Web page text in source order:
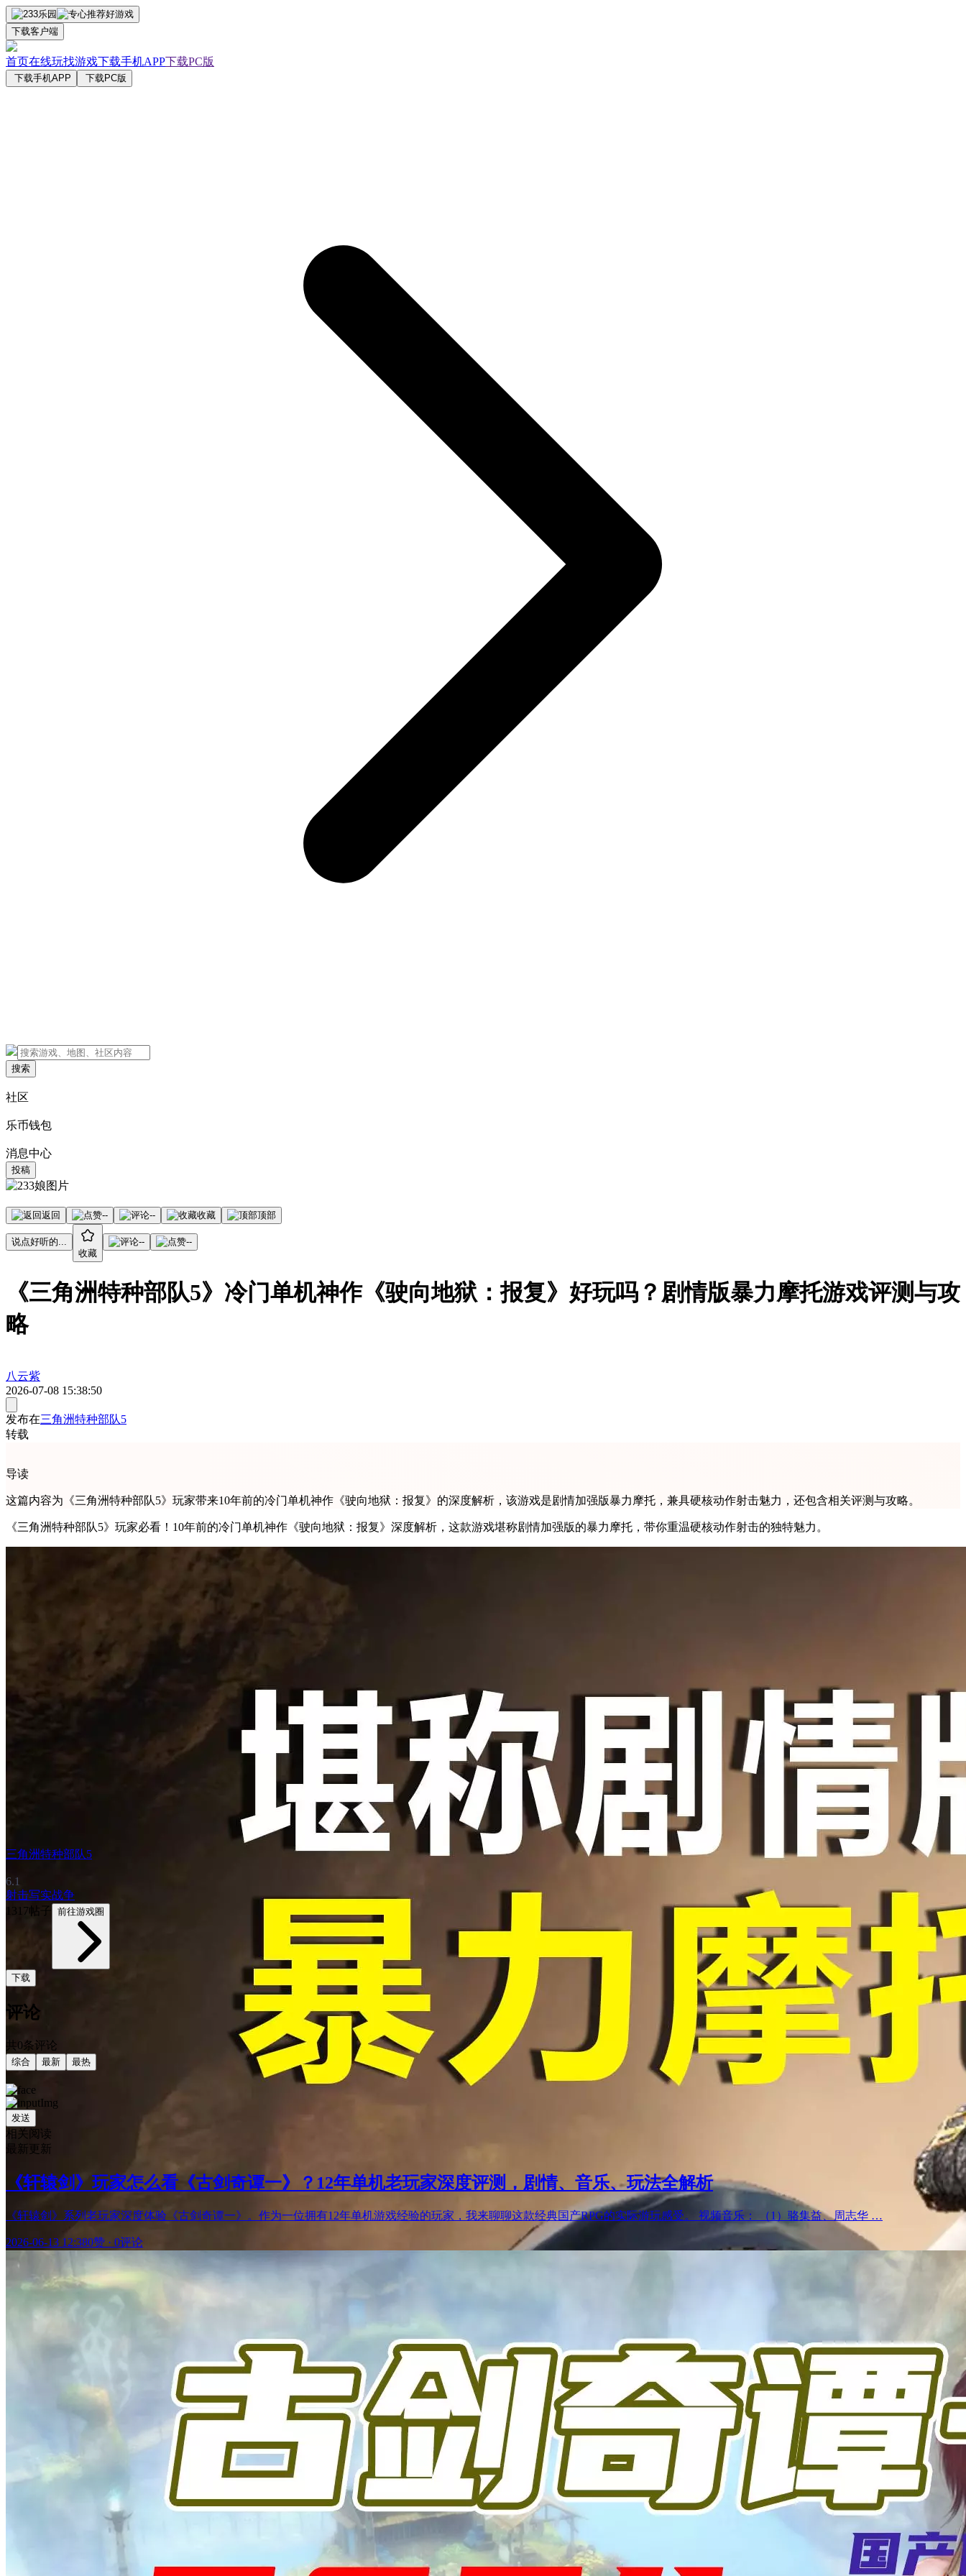
下载客户端
首页在线玩找游戏下载手机APP下载PC版
下载手机APP 下载PC版
搜索
社区
乐币钱包
消息中心
投稿
返回 -- -- 收藏 顶部
说点好听的...
收藏
-- --
《三角洲特种部队5》冷门单机神作《驶向地狱：报复》好玩吗？剧情版暴力摩托游戏评测与攻
略
八云紫
2026-07-08 15:38:50
发布在三角洲特种部队5
转载
导读
这篇内容为《三角洲特种部队5》玩家带来10年前的冷门单机神作《驶向地狱：报复》的深度解析，该游戏是剧情加强版暴力摩托，兼具硬核动作射击魅力，还包含相关评测与攻略。
《三角洲特种部队5》玩家必看！10年前的冷门单机神作《驶向地狱：报复》深度解析，这款游戏堪称剧情加强版的暴力摩托，带你重温硬核动作射击的独特魅力。
三角洲特种部队5
6.1
射击写实战争
1317帖子
前往游戏圈
下载
评论
共0条评论
综合 最新 最热
发送
相关阅读
最新更新
《轩辕剑》玩家怎么看《古剑奇谭一》？12年单机老玩家深度评测，剧情、音乐、玩法全解析
《轩辕剑》系列老玩家深度体验《古剑奇谭一》。作为一位拥有12年单机游戏经验的玩家，我来聊聊这款经典国产RPG的实际游玩感受。 视频音乐： （1）骆集益、周志华 …
2026-06-13 12:380赞 · 0评论